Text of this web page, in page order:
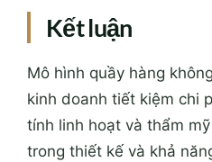
Kết luận
Mô hình quầy hàng
kinh doanh tiết kiệm chi
tính linh hoạt và thẩm
trong thiết kế và khả